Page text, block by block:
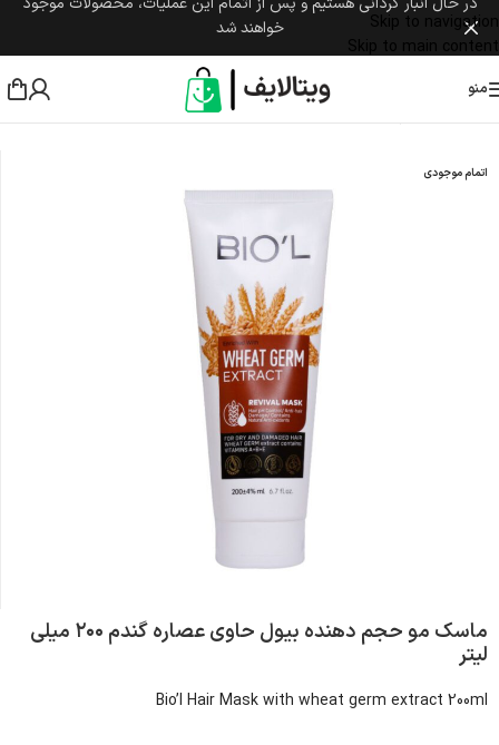
Skip to navigation
Skip to main content
خواهند شد
منو
ماسک مو
اتمام موجودی
ماسک مو حجم دهنده بیول حاوی عصاره گندم ۲۰۰ میلی
لیتر
Bio’l Hair Mask with wheat germ extract 200ml